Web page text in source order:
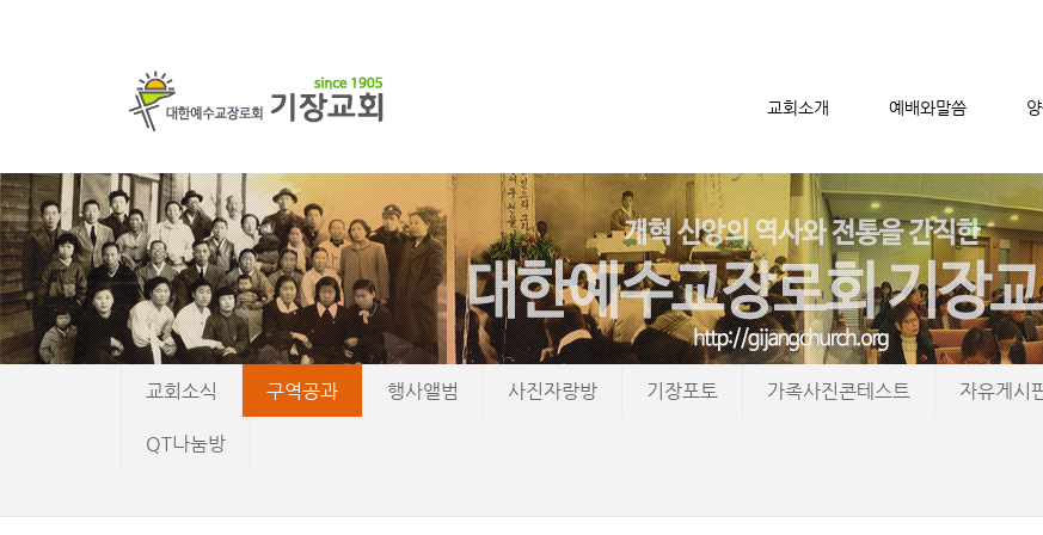
교회소개 예배와말씀
메뉴 건너뛰기
교회소식 구역공과 행사앨범 사진자랑방 기장포토 가족사진콘테스트 자유게시
QT나눔방